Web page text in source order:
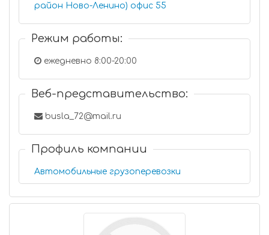
район Ново-Ленино) офис 55
Режим работы:
ежедневно 8:00-20:00
Веб-представительство:
busla_72@mail.ru
Профиль компании
Автомобильные грузоперевозки